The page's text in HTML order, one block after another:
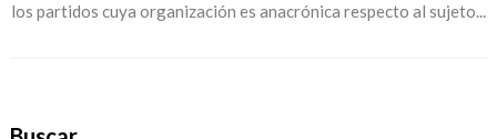
los partidos cuya organización es anacrónica respecto al sujeto...